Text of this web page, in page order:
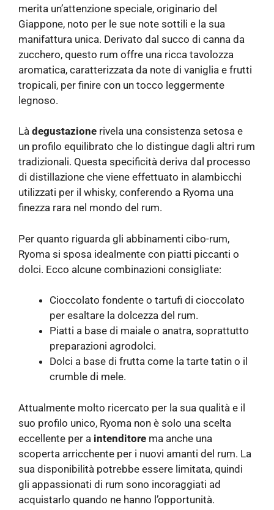
merita un’attenzione speciale, originario del
Giappone, noto per le sue note sottili e la sua
manifattura unica. Derivato dal succo di canna da
zucchero, questo rum offre una ricca tavolozza
aromatica, caratterizzata da note di vaniglia e frutti
tropicali, per finire con un tocco leggermente
legnoso.
Là degustazione rivela una consistenza setosa e
un profilo equilibrato che lo distingue dagli altri rum
tradizionali. Questa specificità deriva dal processo
di distillazione che viene effettuato in alambicchi
utilizzati per il whisky, conferendo a Ryoma una
finezza rara nel mondo del rum.
Per quanto riguarda gli abbinamenti cibo-rum,
Ryoma si sposa idealmente con piatti piccanti o
dolci. Ecco alcune combinazioni consigliate:
Cioccolato fondente o tartufi di cioccolato
per esaltare la dolcezza del rum.
Piatti a base di maiale o anatra, soprattutto
preparazioni agrodolci.
Dolci a base di frutta come la tarte tatin o il
crumble di mele.
Attualmente molto ricercato per la sua qualità e il
suo profilo unico, Ryoma non è solo una scelta
eccellente per a intenditore ma anche una
scoperta arricchente per i nuovi amanti del rum. La
sua disponibilità potrebbe essere limitata, quindi
gli appassionati di rum sono incoraggiati ad
acquistarlo quando ne hanno l’opportunità.